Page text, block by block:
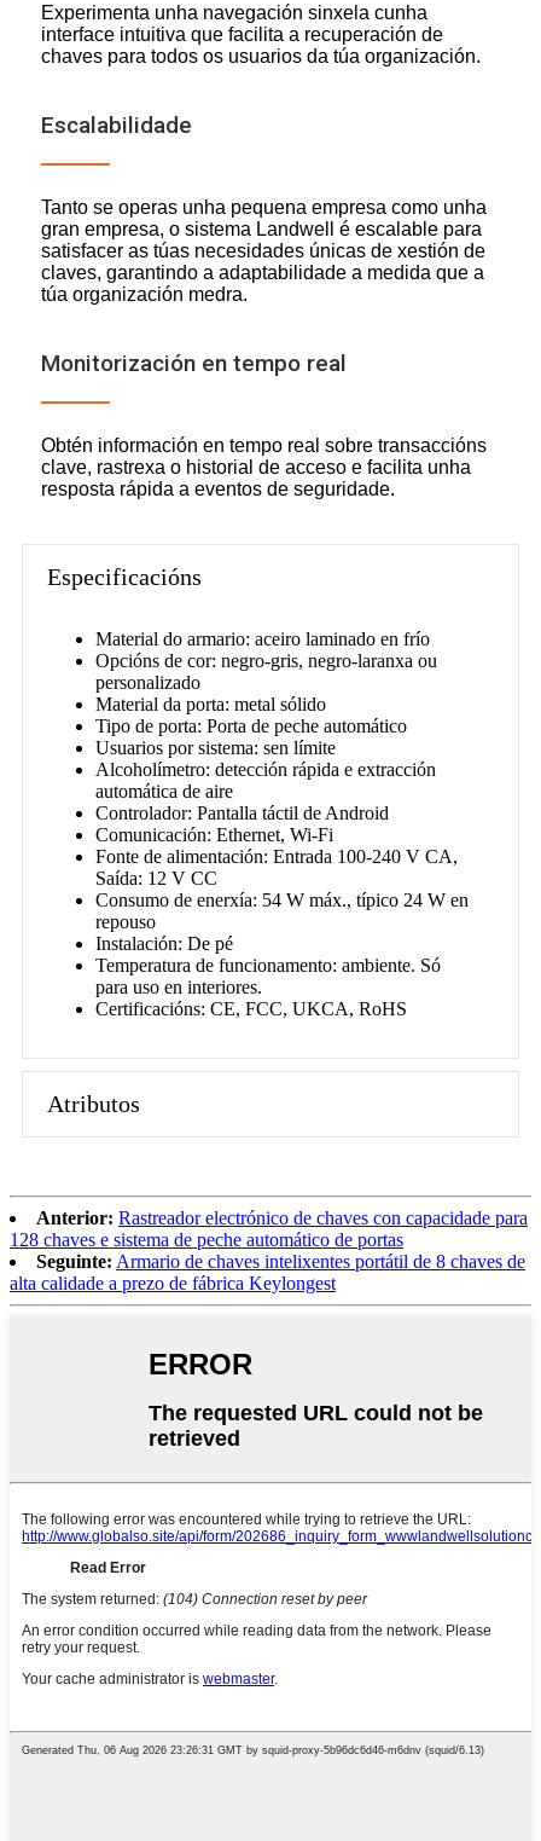
Experimenta unha navegación sinxela cunha
interface intuitiva que facilita a recuperación de
chaves para todos os usuarios da túa organización.
Escalabilidade
Tanto se operas unha pequena empresa como unha
gran empresa, o sistema Landwell é escalable para
satisfacer as túas necesidades únicas de xestión de
claves, garantindo a adaptabilidade a medida que a
túa organización medra.
Monitorización en tempo real
Obtén información en tempo real sobre transaccións
clave, rastrexa o historial de acceso e facilita unha
resposta rápida a eventos de seguridade.
Especificacións
Material do armario: aceiro laminado en frío
Opcións de cor: negro-gris, negro-laranxa ou
personalizado
Material da porta: metal sólido
Tipo de porta: Porta de peche automático
Usuarios por sistema: sen límite
Alcoholímetro: detección rápida e extracción
automática de aire
Controlador: Pantalla táctil de Android
Comunicación: Ethernet, Wi-Fi
Fonte de alimentación: Entrada 100-240 V CA,
Saída: 12 V CC
Consumo de enerxía: 54 W máx., típico 24 W en
repouso
Instalación: De pé
Temperatura de funcionamento: ambiente. Só
para uso en interiores.
Certificacións: CE, FCC, UKCA, RoHS
Atributos
Anterior: Rastreador electrónico de chaves con capacidade para
128 chaves e sistema de peche automático de portas
Seguinte: Armario de chaves intelixentes portátil de 8 chaves de
alta calidade a prezo de fábrica Keylongest